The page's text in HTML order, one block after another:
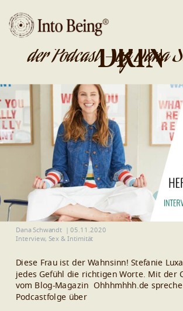
DA IST
DRIN
der Podcast - by Dana
Dana Schwandt
05.11.2020
Interview, Sex & Intimität
Diese Frau ist der Wahnsinn! Stefanie
jedes Gefühl die richtigen Worte. Mit der
vom Blog-Magazin Ohhhmhhh.de
Podcastfolge über